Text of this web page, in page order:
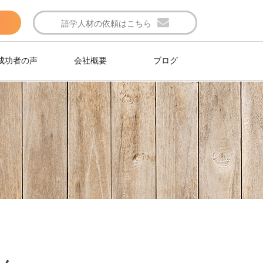
語学人材の依頼はこちら
功者の声 会社概要 ブログ